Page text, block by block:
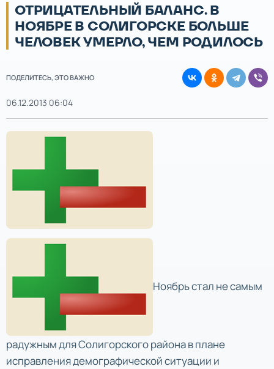
ОТРИЦАТЕЛЬНЫЙ БАЛАНС. В
НОЯБРЕ В СОЛИГОРСКЕ БОЛЬШЕ
ЧЕЛОВЕК УМЕРЛО, ЧЕМ РОДИЛОСЬ
ПОДЕЛИТЕСЬ, ЭТО ВАЖНО
06.12.2013 06:04
Ноябрь стал не самым
радужным для Солигорского района в плане
исправления демографической ситуации и